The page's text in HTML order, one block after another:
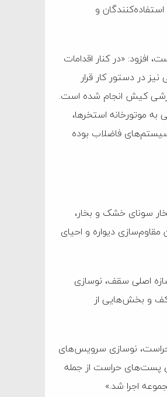
و
افزود: «در کنار اقدامات
در دستور کار قرار
مجموعه اماکن ورزشی کیش انجام شده است.
موتورخانه استخرها،
فاضلاب بوده
سونای خشک و بخار،
دیواره و احیای
اصلی سقف، نوسازی
کف و بخش‌هایی از
حراست، نوسازی سرویس‌های
پست‌های حراست از جمله
اجرا شد.»